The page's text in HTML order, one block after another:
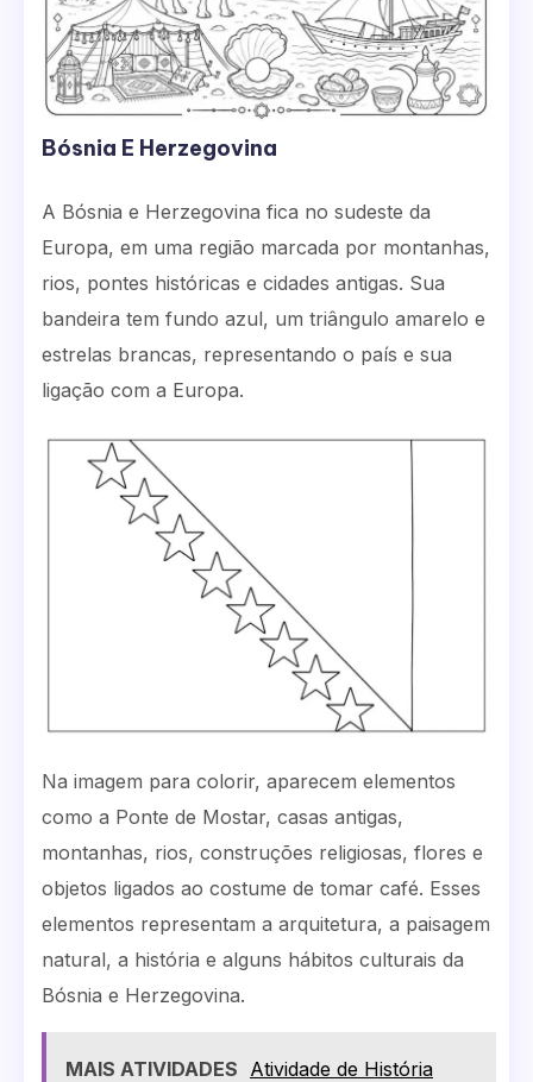
Bósnia E Herzegovina
A Bósnia e Herzegovina fica no sudeste da
Europa, em uma região marcada por montanhas,
rios, pontes históricas e cidades antigas. Sua
bandeira tem fundo azul, um triângulo amarelo e
estrelas brancas, representando o país e sua
ligação com a Europa.
Na imagem para colorir, aparecem elementos
como a Ponte de Mostar, casas antigas,
montanhas, rios, construções religiosas, flores e
objetos ligados ao costume de tomar café. Esses
elementos representam a arquitetura, a paisagem
natural, a história e alguns hábitos culturais da
Bósnia e Herzegovina.
MAIS ATIVIDADES Atividade de História